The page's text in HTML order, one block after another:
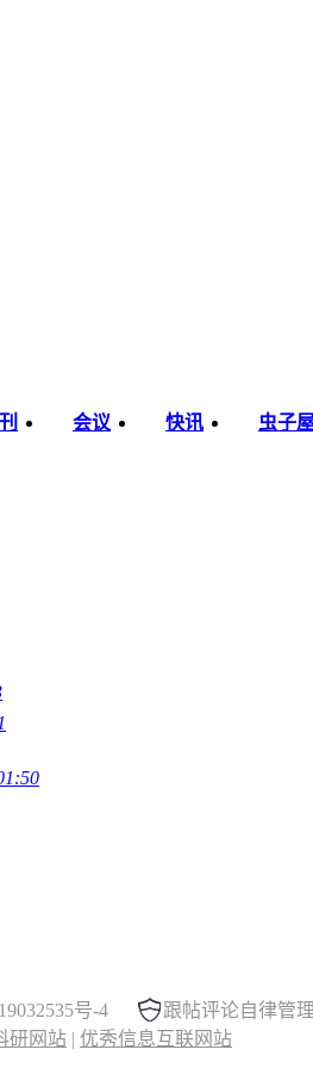
会议 快讯 虫子
号-4
跟帖评论自律管
研网站 | 优秀信息互联网站